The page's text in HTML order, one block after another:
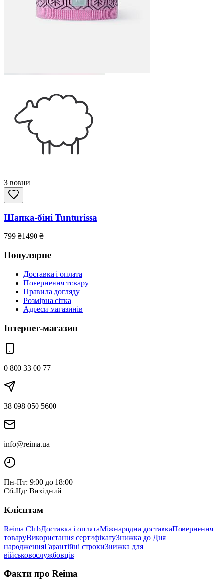
З вовни
Шапка-біні Tunturissa
799 ₴1490 ₴
Популярне
Доставка і оплата
Повернення товару
Правила догляду
Розмірна сітка
Адреси магазинів
Інтернет-магазин
0 800 33 00 77
38 098 050 5600
info@reima.ua
Пн-Пт: 9:00 до 18:00
Сб-Нд: Вихідний
Клієнтам
Reima ClubДоставка і оплатаМіжнародна доставкаПовернення
товаруВикористання сертифікатуЗнижка до Дня
народженняГарантійні строкиЗнижка для
військовослужбовців
Факти про Reima